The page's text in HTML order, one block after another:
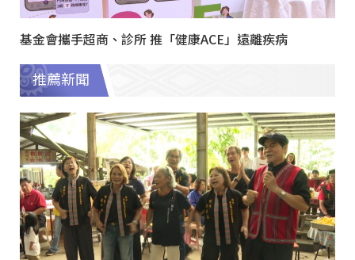
基金會攜手超商、診所 推「健康ACE」遠離疾病
推薦新聞